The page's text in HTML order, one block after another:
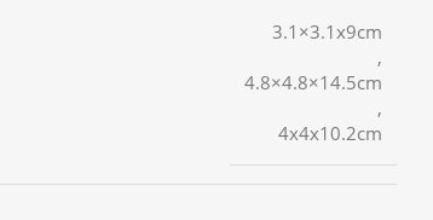
3.1×3.1x9cm
,
4.8×4.8×14.5cm
,
4x4x10.2cm